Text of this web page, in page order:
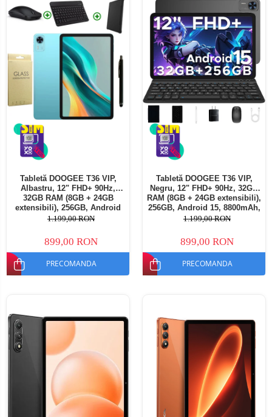
Tabletă DOOGEE T36 VIP,
Albastru, 12" FHD+ 90Hz,
32GB RAM (8GB + 24GB
extensibili), 256GB, Android
15, 8800mAh, Dual SIM
1.199,00 RON
899,00 RON
PRECOMANDA
Tabletă DOOGEE T36 VIP,
Negru, 12" FHD+ 90Hz, 32GB
RAM (8GB + 24GB extensibili),
256GB, Android 15, 8800mAh,
Dual SIM
1.199,00 RON
899,00 RON
PRECOMANDA